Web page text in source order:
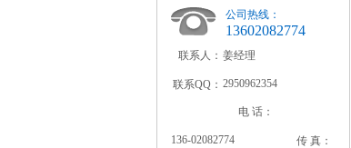
公司热线：
13602082774
联系人： 姜经理
联系QQ： 2950962354
电 话：
136-02082774 传 真：